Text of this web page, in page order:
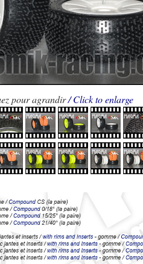
pour agrandir/ Click to enlarge